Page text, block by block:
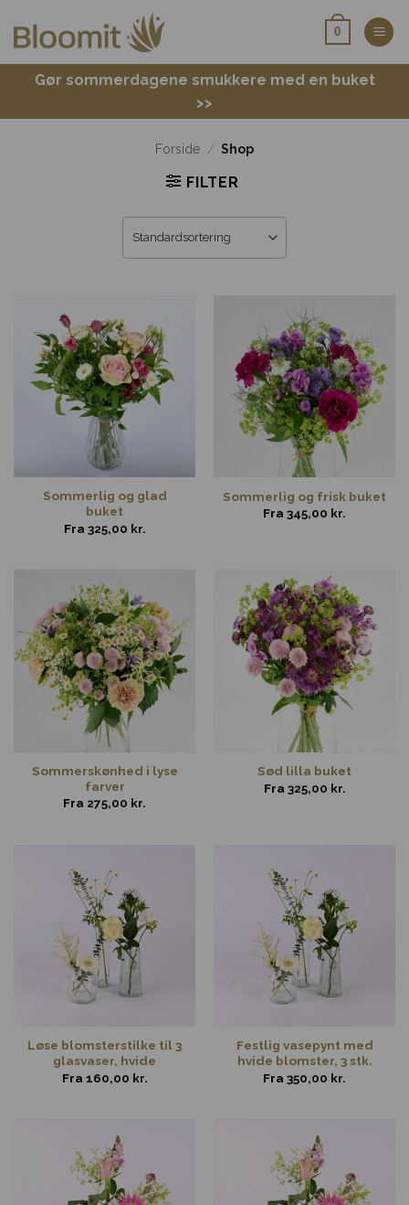
0
Gør sommerdagene smukkere med en buket
>>
Forside / Shop
FILTER
Sommerlig og glad
buket
Fra 325,00 kr.
Sommerlig og frisk buket
Fra 345,00 kr.
Sommerskønhed i lyse
farver
Fra 275,00 kr.
Sød lilla buket
Fra 325,00 kr.
Løse blomsterstilke til 3
glasvaser, hvide
Fra 160,00 kr.
Festlig vasepynt med
hvide blomster, 3 stk.
Fra 350,00 kr.